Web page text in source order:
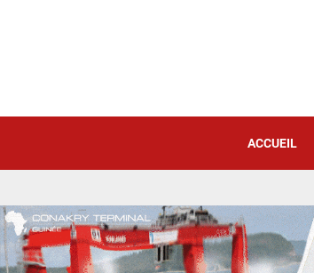
ACCUEIL